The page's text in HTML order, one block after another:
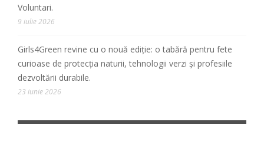
Voluntari.
9 iulie 2026
Girls4Green revine cu o nouă ediție: o tabără pentru fete
curioase de protecția naturii, tehnologii verzi și profesiile
dezvoltării durabile.
23 iunie 2026